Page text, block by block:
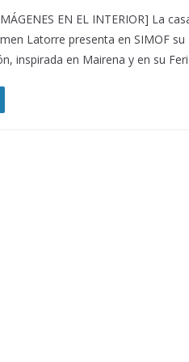
EN EL INTERIOR] La
Latorre presenta en SIMOF su
inspirada en Mairena y en su